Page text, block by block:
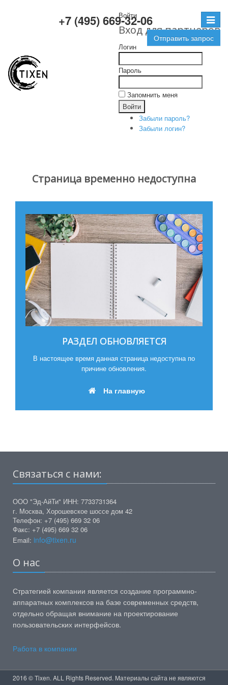
+7 (495) 669-32-06
Toggle
Отправить запрос
Войти
Вход для партнеров
Логин
Пароль
Запомнить меня
Забыли пароль?
Забыли логин?
Страница временно недоступна
РАЗДЕЛ ОБНОВЛЯЕТСЯ
В настоящее время данная страница недоступна по
причине обновления.
На главную
Связаться с нами:
ООО "Эд-АйТи" ИНН: 7733731364
г. Москва, Хорошевское шоссе дом 42
Телефон: +7 (495) 669 32 06
Факс: +7 (495) 669 32 06
Email: info@tixen.ru
О нас
Стратегией компании является создание программно-
аппаратных комплексов на базе современных средств,
отдельно обращая внимание на проектирование
пользовательских интерфейсов.
Работа в компании
2016 © Tixen. ALL Rights Reserved. Материалы сайта не являются